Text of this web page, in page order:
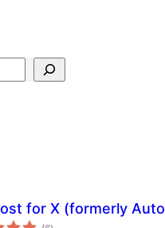
for X (formerly
एकूण